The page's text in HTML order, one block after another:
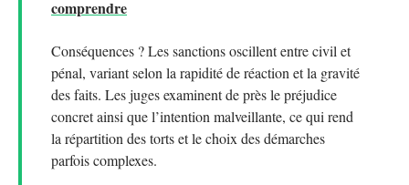
comprendre
Conséquences ? Les sanctions oscillent entre civil et
pénal, variant selon la rapidité de réaction et la gravité
des faits. Les juges examinent de près le préjudice
concret ainsi que l’intention malveillante, ce qui rend
la répartition des torts et le choix des démarches
parfois complexes.